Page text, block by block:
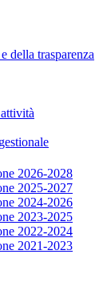
della trasparenza
2026-2028
2025-2027
2024-2026
2023-2025
2022-2024
2021-2023